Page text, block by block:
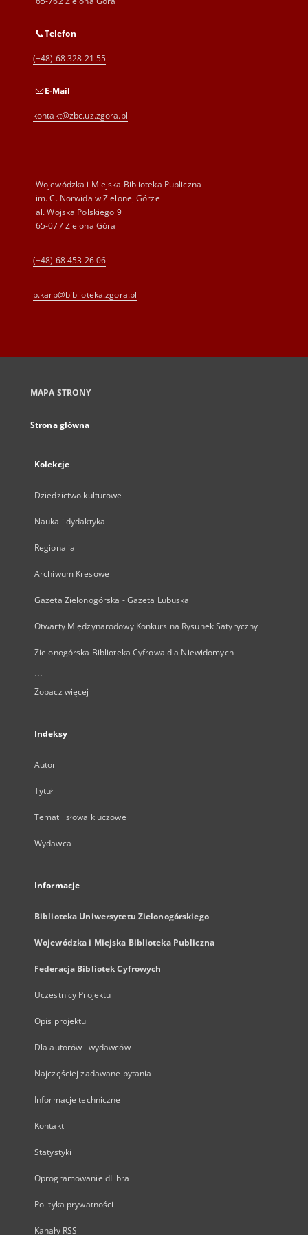
Telefon
(+48) 68 328 21 55
E-Mail
kontakt@zbc.uz.zgora.pl
Wojewódzka i Miejska Biblioteka Publiczna
im. C. Norwida w Zielonej Górze
al. Wojska Polskiego 9
65-077 Zielona Góra
(+48) 68 453 26 06
p.karp@biblioteka.zgora.pl
MAPA STRONY
Strona główna
Kolekcje
Dziedzictwo kulturowe
Nauka i dydaktyka
Regionalia
Archiwum Kresowe
Gazeta Zielonogórska - Gazeta Lubuska
Otwarty Międzynarodowy Konkurs na Rysunek Satyryczny
Zielonogórska Biblioteka Cyfrowa dla Niewidomych
...
Zobacz więcej
Indeksy
Autor
Tytuł
Temat i słowa kluczowe
Wydawca
Informacje
Biblioteka Uniwersytetu Zielonogórskiego
Wojewódzka i Miejska Biblioteka Publiczna
Federacja Bibliotek Cyfrowych
Uczestnicy Projektu
Opis projektu
Dla autorów i wydawców
Najczęściej zadawane pytania
Informacje techniczne
Kontakt
Statystyki
Oprogramowanie dLibra
Polityka prywatności
Kanały RSS